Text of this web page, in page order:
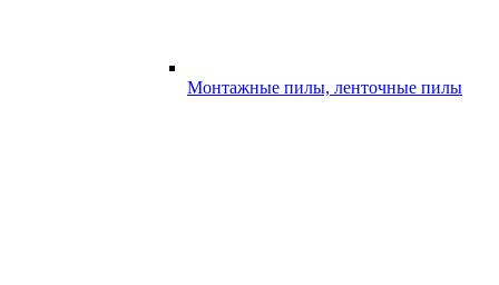
Монтажные пилы, ленточные пилы